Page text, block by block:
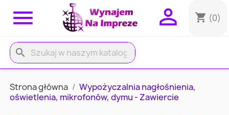
 shopping_cart (0)

search
Strona główna
Wypożyczalnia nagłośnienia,
oświetlenia, mikrofonów, dymu - Zawiercie